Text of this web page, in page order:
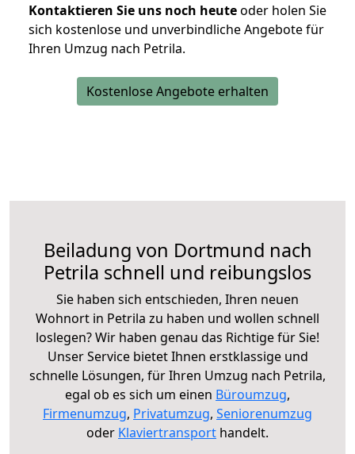
Kontaktieren Sie uns noch heuteoder holen Sie
sich kostenlose und unverbindliche Angebote für
Ihren Umzug nach Petrila.
Kostenlose Angebote erhalten
Beiladung von Dortmund nach
Petrila schnell und reibungslos
Sie haben sich entschieden, Ihren neuen
Wohnort in Petrila zu haben und wollen schnell
loslegen? Wir haben genau das Richtige für Sie!
Unser Service bietet Ihnen erstklassige und
schnelle Lösungen, für Ihren Umzug nach Petrila,
egal ob es sich um einen Büroumzug,
Firmenumzug, Privatumzug, Seniorenumzug
oder Klaviertransport handelt.